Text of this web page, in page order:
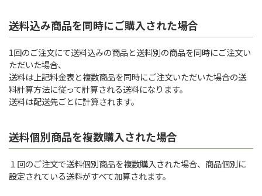
送料込み商品を同時にご購入された場合
1回のご注文にて送料込みの商品と送料別の商品を同時にご注文い
ただいた場合、
送料は上記料金表と複数商品を同時にご注文いただいた場合の送
料計算方法に従って計算される送料になります。
送料は配送先ごとに計算されます。
送料個別商品を複数購入された場合
１回のご注文で送料個別商品を複数購入された場合、商品個別に
設定されている送料がすべて加算されます。